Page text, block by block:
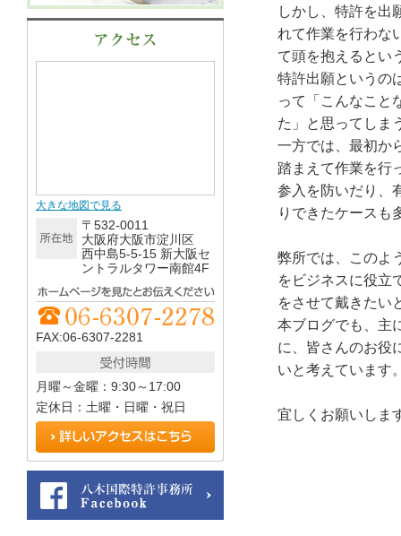
しかし、特許を出
れて作業を行わな
て頭を抱えるとい
特許出願というの
って「こんなこと
た」と思ってしま
一方では、最初か
踏まえて作業を行
参入を防いだり、
りできたケースも
弊所では、このよ
をビジネスに役立
をさせて戴きたい
本ブログでも、主
に、皆さんのお役
いと考えています
宜しくお願いしま
大きな地図で見る
〒532-0011
大阪府大阪市淀川区
西中島5-5-15 新大阪セ
ントラルタワー南館4F
FAX:06-6307-2281
月曜～金曜：9:30～17:00
定休日：土曜・日曜・祝日